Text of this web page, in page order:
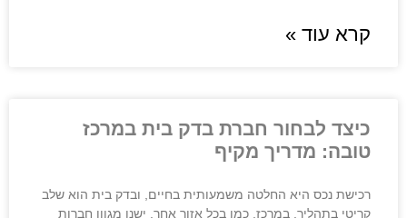
קרא עוד »
כיצד לבחור חברת בדק בית במרכז
טובה: מדריך מקיף
רכישת נכס היא החלטה משמעותית בחיים, ובדק בית הוא שלב
קריטי בתהליך. במרכז, כמו בכל אזור אחר, ישנן מגוון חברות